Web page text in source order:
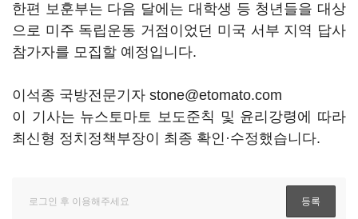
한편 보훈부는 다음 달에는 대학생 등 청년들을 대상
으로 미주 독립운동 거점이었던 미국 서부 지역 답사
참가자를 모집할 예정입니다.
이석종 국방전문기자 stone@etomato.com
이 기사는 뉴스토마토 보도준칙 및 윤리강령에 따라
최신형 정치정책부장이 최종 확인·수정했습니다.